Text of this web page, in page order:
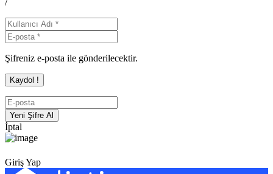
/
Şifreniz e-posta ile gönderilecektir.
İptal
Giriş Yap